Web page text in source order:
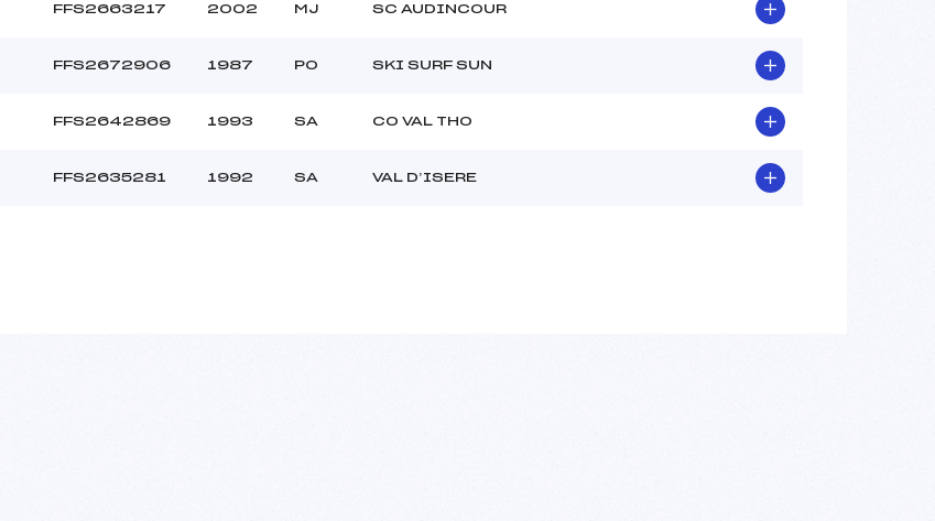
FFS2663217 2002 MJ SC AUDINCOUR
FFS2672906 1987 PO SKI SURF SUN
FFS2642869 1993 SA CO VAL THO
FFS2635281 1992 SA VAL D’ISERE